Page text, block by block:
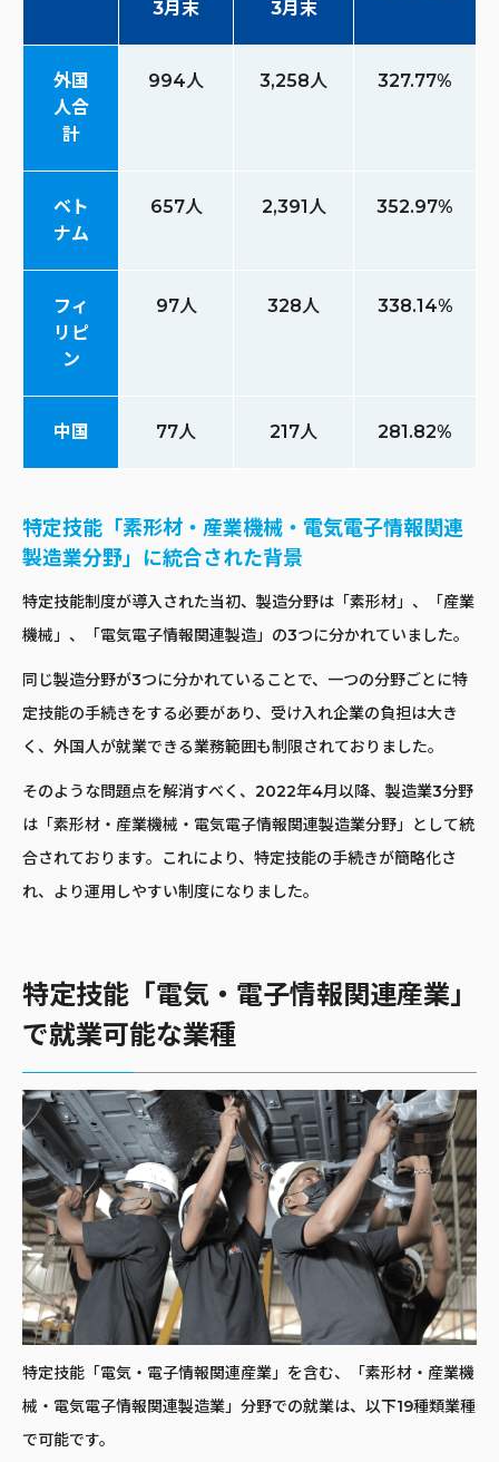
3月末
3月末
外国
人合
計
994人 3,258人 327.77%
ベト
ナム
657人 2,391人 352.97%
フィ
リピ
ン
97人 328人 338.14%
中国 77人 217人 281.82%
特定技能「素形材・産業機械・電気電子情報関連
製造業分野」に統合された背景
特定技能制度が導入された当初、製造分野は「素形材」、「産業
機械」、「電気電子情報関連製造」の3つに分かれていました。
同じ製造分野が3つに分かれていることで、一つの分野ごとに特
定技能の手続きをする必要があり、受け入れ企業の負担は大き
く、外国人が就業できる業務範囲も制限されておりました。
そのような問題点を解消すべく、2022年4月以降、製造業3分野
は「素形材・産業機械・電気電子情報関連製造業分野」として統
合されております。これにより、特定技能の手続きが簡略化さ
れ、より運用しやすい制度になりました。
特定技能「電気・電子情報関連産業」
で就業可能な業種
特定技能「電気・電子情報関連産業」を含む、「素形材・産業機
械・電気電子情報関連製造業」分野での就業は、以下19種類業種
で可能です。